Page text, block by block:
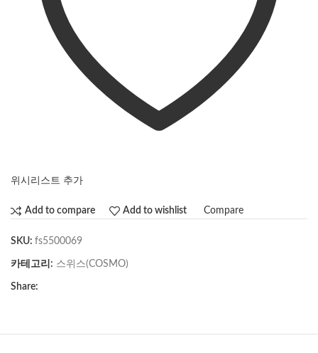
위시리스트 추가
Add to compare Add to wishlist Compare
SKU: fs5500069
카테고리: 스위스(COSMO)
Share: